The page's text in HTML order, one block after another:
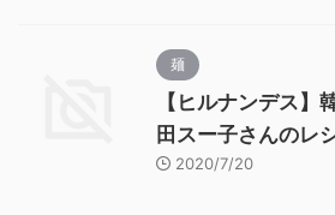
麺
【ヒルナンデス】
田スー子さんのレ
2020/7/20